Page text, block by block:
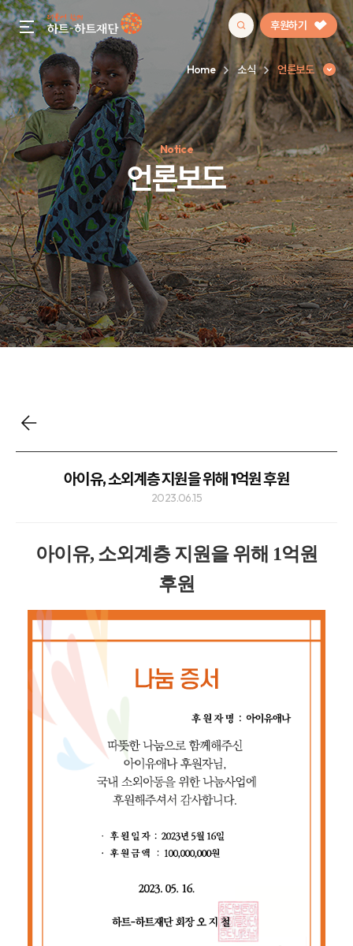
gnb menu open 후원하기
인기 키워드
#정기후원#하트플레이스#캠페인#팬덤후원
Home 소식 언론보도
Notice
언론보도
언론보도
아이유, 소외계층 지원을 위해 1억원 후원
2023.06.15
아이유, 소외계층 지원을 위해 1억원
후원